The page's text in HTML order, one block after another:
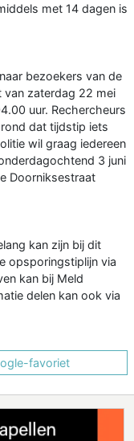
met 14 dagen is
bezoekers van de
van zaterdag 22 mei
uur. Rechercheurs
dat tijdstip iets
wil graag iedereen
3 juni
Doorniksestraat
kan zijn bij dit
opsporingstiplijn via
kan bij Meld
delen kan ook via
favoriet